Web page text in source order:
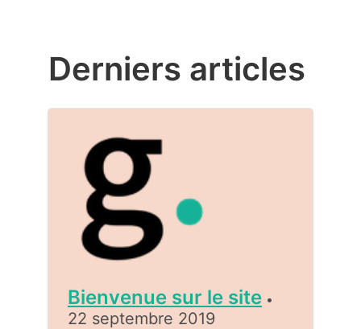
Derniers articles
Bienvenue sur le site •
22 septembre 2019